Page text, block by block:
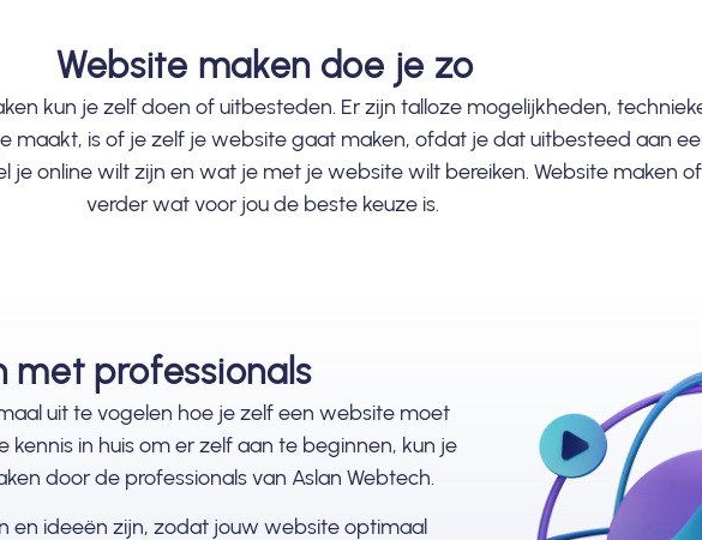
Website maken doe je zo
kun je zelf doen of uitbesteden. Er zijn talloze mogelijkheden,
maakt, is of je zelf je website gaat maken, ofdat je dat uitbesteed aan
je online wilt zijn en wat je met je website wilt bereiken. Website maken
verder wat voor jou de beste keuze is.
met professionals
uit te vogelen hoe je zelf een website moet
in huis om er zelf aan te beginnen, kun je
door de professionals van Aslan Webtech.
en ideeën zijn, zodat jouw website optimaal